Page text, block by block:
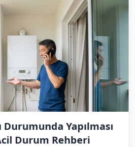
Durumunda Yapılması
Durum Rehberi